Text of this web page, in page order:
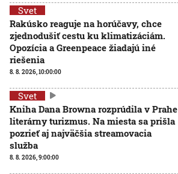
Svet
Rakúsko reaguje na horúčavy, chce
zjednodušiť cestu ku klimatizáciám.
Opozícia a Greenpeace žiadajú iné
riešenia
8. 8. 2026, 10:00:00
Svet
Kniha Dana Browna rozprúdila v Prahe
literárny turizmus. Na miesta sa prišla
pozrieť aj najväčšia streamovacia
služba
8. 8. 2026, 9:00:00